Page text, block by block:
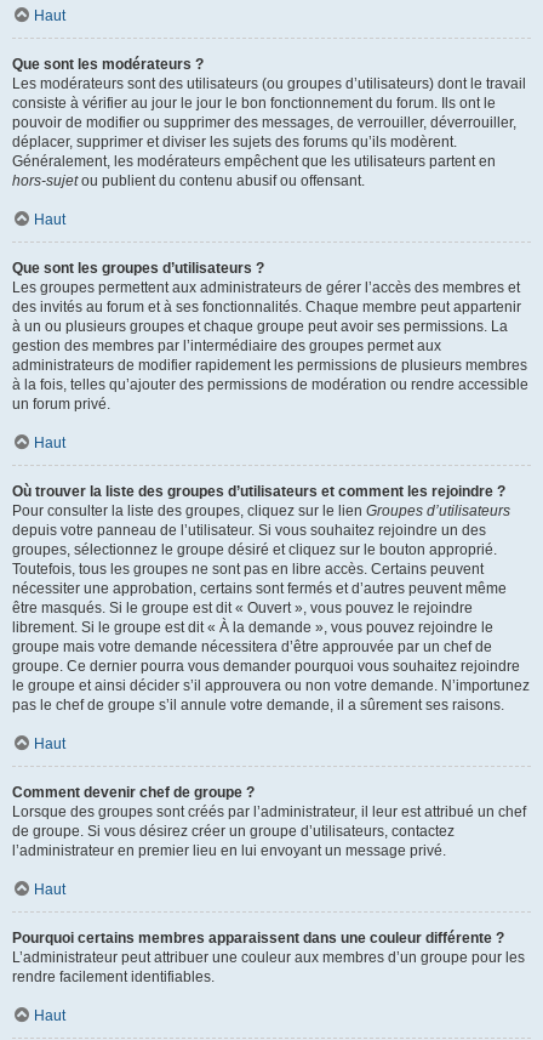
Haut
Que sont les modérateurs ?
Les modérateurs sont des utilisateurs (ou groupes d’utilisateurs) dont le travail
consiste à vérifier au jour le jour le bon fonctionnement du forum. Ils ont le
pouvoir de modifier ou supprimer des messages, de verrouiller, déverrouiller,
déplacer, supprimer et diviser les sujets des forums qu’ils modèrent.
Généralement, les modérateurs empêchent que les utilisateurs partent en
hors-sujetou publient du contenu abusif ou offensant.
Haut
Que sont les groupes d’utilisateurs ?
Les groupes permettent aux administrateurs de gérer l’accès des membres et
des invités au forum et à ses fonctionnalités. Chaque membre peut appartenir
à un ou plusieurs groupes et chaque groupe peut avoir ses permissions. La
gestion des membres par l’intermédiaire des groupes permet aux
administrateurs de modifier rapidement les permissions de plusieurs membres
à la fois, telles qu’ajouter des permissions de modération ou rendre accessible
un forum privé.
Haut
Où trouver la liste des groupes d’utilisateurs et comment les rejoindre ?
Pour consulter la liste des groupes, cliquez sur le lien Groupes d’utilisateurs
depuis votre panneau de l’utilisateur. Si vous souhaitez rejoindre un des
groupes, sélectionnez le groupe désiré et cliquez sur le bouton approprié.
Toutefois, tous les groupes ne sont pas en libre accès. Certains peuvent
nécessiter une approbation, certains sont fermés et d’autres peuvent même
être masqués. Si le groupe est dit « Ouvert », vous pouvez le rejoindre
librement. Si le groupe est dit « À la demande », vous pouvez rejoindre le
groupe mais votre demande nécessitera d’être approuvée par un chef de
groupe. Ce dernier pourra vous demander pourquoi vous souhaitez rejoindre
le groupe et ainsi décider s’il approuvera ou non votre demande. N’importunez
pas le chef de groupe s’il annule votre demande, il a sûrement ses raisons.
Haut
Comment devenir chef de groupe ?
Lorsque des groupes sont créés par l’administrateur, il leur est attribué un chef
de groupe. Si vous désirez créer un groupe d’utilisateurs, contactez
l’administrateur en premier lieu en lui envoyant un message privé.
Haut
Pourquoi certains membres apparaissent dans une couleur différente ?
L’administrateur peut attribuer une couleur aux membres d’un groupe pour les
rendre facilement identifiables.
Haut